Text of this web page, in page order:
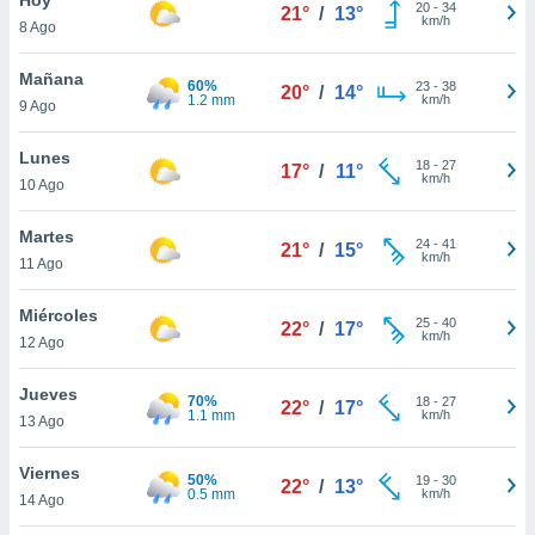
y
en
más
de
8 Ago
21° / 13° 20- 34
km/h
Mañana
9 Ago
60%
1.2 mm
20° / 14° 23- 38
km/h
Lunes
10 Ago
17° / 11° 18- 27
km/h
Martes
11 Ago
21° / 15° 24- 41
km/h
Miércoles
12 Ago
22° / 17° 25- 40
km/h
Jueves
13 Ago
70%
1.1 mm
22° / 17° 18- 27
km/h
Viernes
14 Ago
50%
0.5 mm
22° / 13° 19- 30
km/h